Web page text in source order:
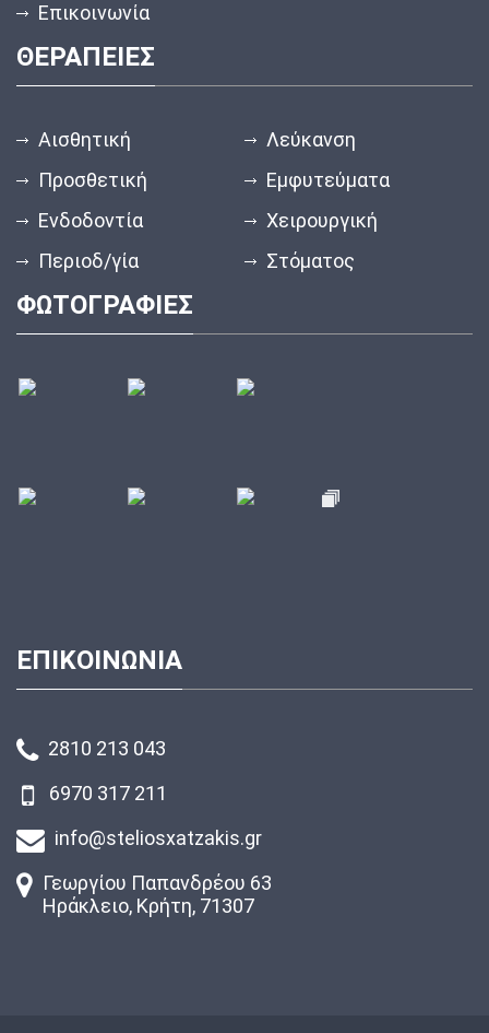
Επικοινωνία
ΘΕΡΑΠΕΙΕΣ
Αισθητική
Λεύκανση
Προσθετική
Εμφυτεύματα
Ενδοδοντία
Χειρουργική
Περιοδ/γία
Στόματος
ΦΩΤΟΓΡΑΦΙΕΣ
ΕΠΙΚΟΙΝΩΝΙΑ
2810 213 043
6970 317 211
info@steliosxatzakis.gr
Γεωργίου Παπανδρέου 63
Ηράκλειο, Κρήτη, 71307